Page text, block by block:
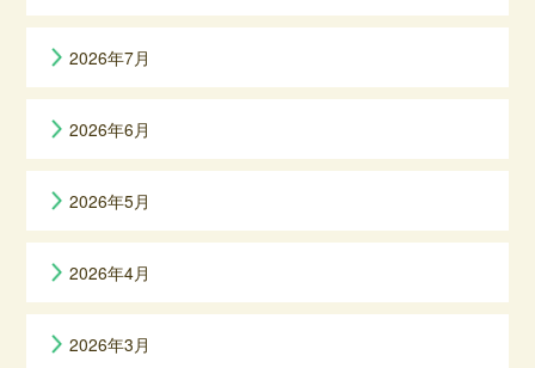
2026年7月
2026年6月
2026年5月
2026年4月
2026年3月